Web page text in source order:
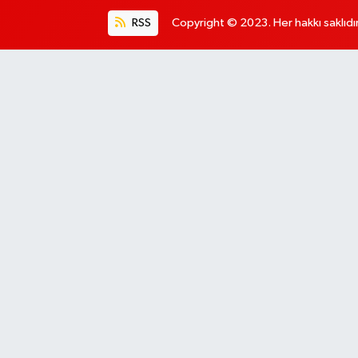
RSS Copyright © 2023. Her hakkı